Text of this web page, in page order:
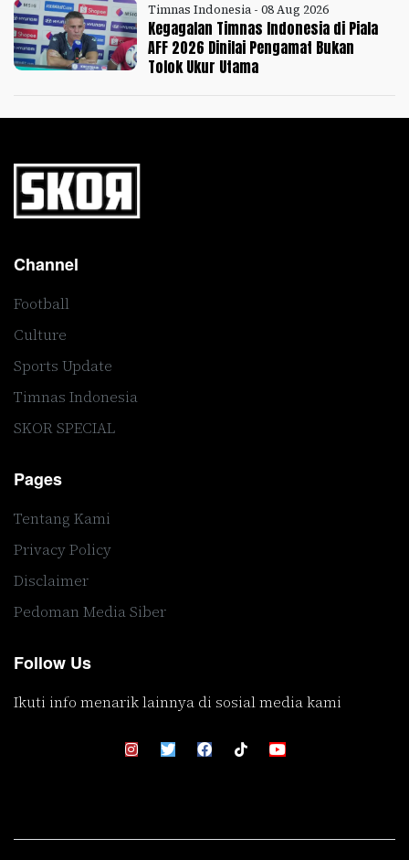
Timnas Indonesia - 08 Aug 2026
Kegagalan Timnas Indonesia di Piala
AFF 2026 Dinilai Pengamat Bukan
Tolok Ukur Utama
Channel
Football
Culture
Sports Update
Timnas Indonesia
SKOR SPECIAL
Pages
Tentang Kami
Privacy Policy
Disclaimer
Pedoman Media Siber
Follow Us
Ikuti info menarik lainnya di sosial media kami